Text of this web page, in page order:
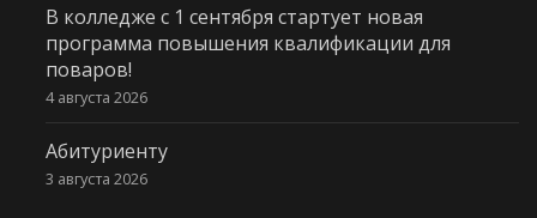
В колледже с 1 сентября стартует новая
программа повышения квалификации для
поваров!
4 августа 2026
Абитуриенту
3 августа 2026